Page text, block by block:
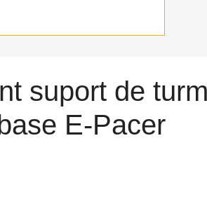
suport de
E-Pacer